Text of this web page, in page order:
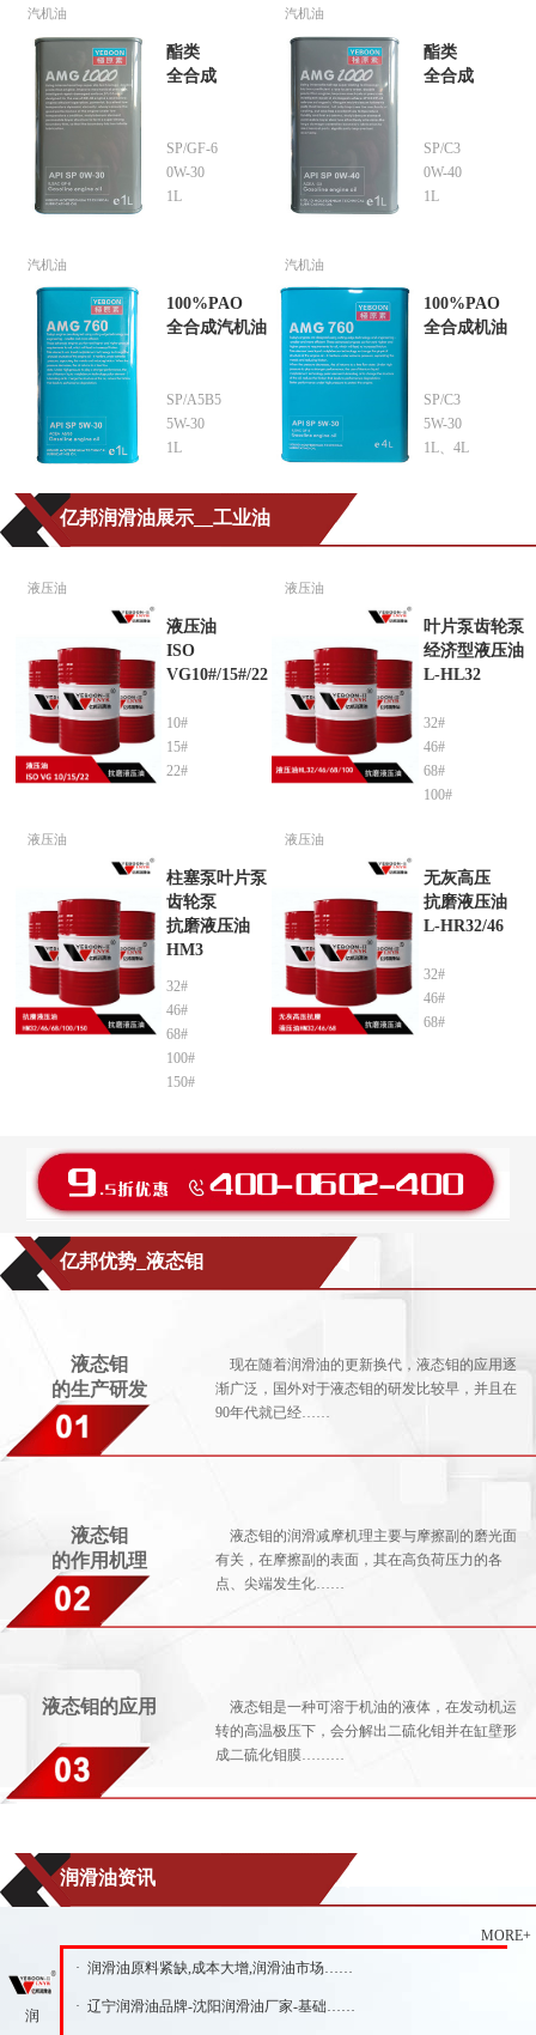
汽机油
酯类
全合成
SP/GF-6
0W-30
1L
汽机油
酯类
全合成
SP/C3
0W-40
1L
汽机油
100%PAO
全合成汽机油
SP/A5B5
5W-30
1L
汽机油
100%PAO
全合成机油
SP/C3
5W-30
1L、4L
亿邦润滑油展示__工业油
液压油
液压油
ISO
VG10#/15#/22
10#
15#
22#
液压油
叶片泵齿轮泵
经济型液压油
L-HL32
32#
46#
68#
100#
液压油
柱塞泵叶片泵
齿轮泵
抗磨液压油
HM3
32#
46#
68#
100#
150#
液压油
无灰高压
抗磨液压油
L-HR32/46
32#
46#
68#
亿邦优势_液态钼
液态钼
的生产研发
现在随着润滑油的更新换代，液态钼的应用逐
渐广泛，国外对于液态钼的研发比较早，并且在
90年代就已经……
液态钼
的作用机理
液态钼的润滑减摩机理主要与摩擦副的磨光面
有关，在摩擦副的表面，其在高负荷压力的各
点、尖端发生化……
液态钼的应用
液态钼是一种可溶于机油的液体，在发动机运
转的高温极压下，会分解出二硫化钼并在缸壁形
成二硫化钼膜………
润滑油资讯
MORE+
润
· 润滑油原料紧缺,成本大增,润滑油市场……
· 辽宁润滑油品牌-沈阳润滑油厂家-基础……